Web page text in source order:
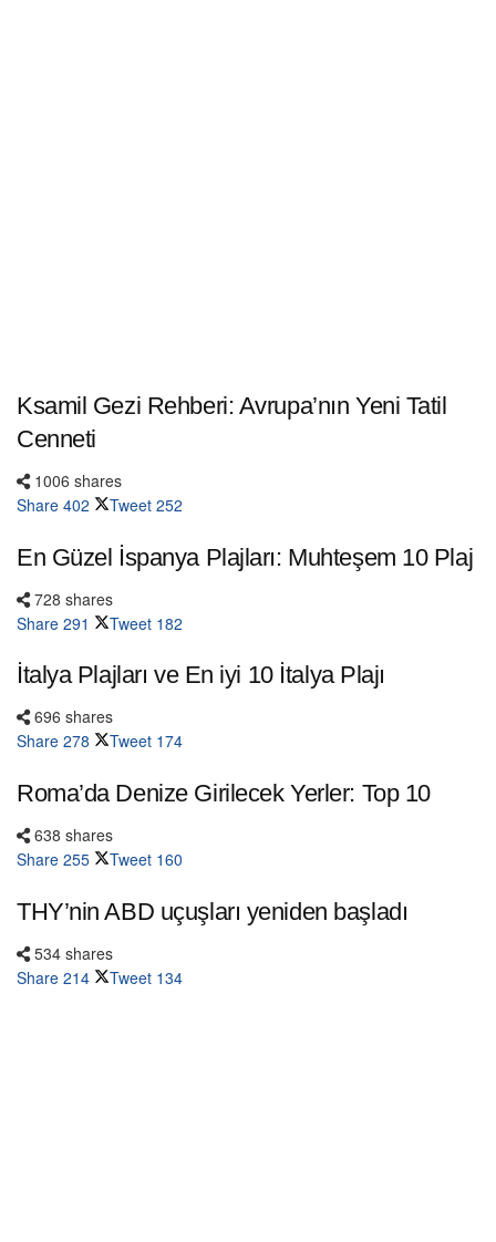
Ksamil Gezi Rehberi: Avrupa’nın Yeni Tatil
Cenneti
1006 shares
Share 402 Tweet 252
En Güzel İspanya Plajları: Muhteşem 10 Plaj
728 shares
Share 291 Tweet 182
İtalya Plajları ve En iyi 10 İtalya Plajı
696 shares
Share 278 Tweet 174
Roma’da Denize Girilecek Yerler: Top 10
638 shares
Share 255 Tweet 160
THY’nin ABD uçuşları yeniden başladı
534 shares
Share 214 Tweet 134